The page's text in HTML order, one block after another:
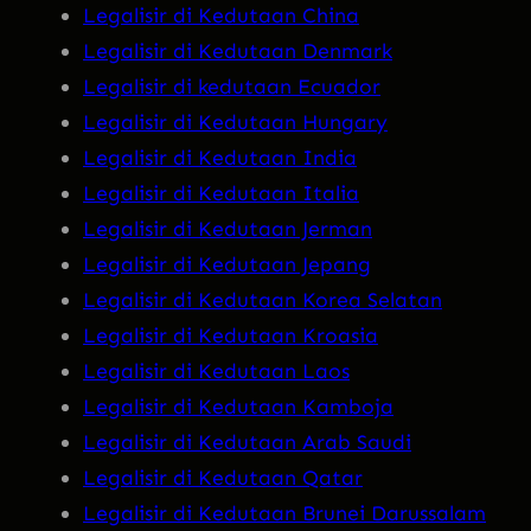
Legalisir di Kedutaan China
Legalisir di Kedutaan Denmark
Legalisir di kedutaan Ecuador
Legalisir di Kedutaan Hungary
Legalisir di Kedutaan India
Legalisir di Kedutaan Italia
Legalisir di Kedutaan Jerman
Legalisir di Kedutaan Jepang
Legalisir di Kedutaan Korea Selatan
Legalisir di Kedutaan Kroasia
Legalisir di Kedutaan Laos
Legalisir di Kedutaan Kamboja
Legalisir di Kedutaan Arab Saudi
Legalisir di Kedutaan Qatar
Legalisir di Kedutaan Brunei Darussalam